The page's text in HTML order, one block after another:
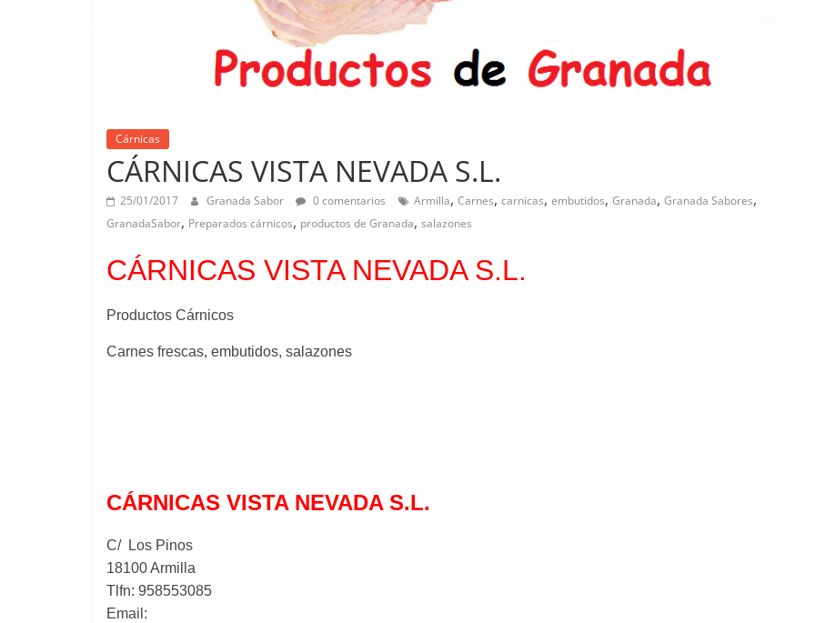
Cárnicas
CÁRNICAS VISTA NEVADA S.L.
25/01/2017 Granada Sabor 0 comentarios Armilla, Carnes, carnicas, embutidos, Granada, Granada Sabores,
GranadaSabor, Preparados cárnicos, productos de Granada, salazones
CÁRNICAS VISTA NEVADA S.L.
Productos Cárnicos
Carnes frescas, embutidos, salazones
CÁRNICAS VISTA NEVADA S.L.
C/ Los Pinos
18100 Armilla
Tlfn: 958553085
Email: